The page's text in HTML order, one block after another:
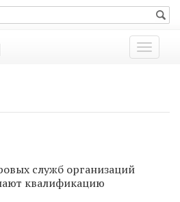
Показать
меню
служб организаций
квалификацию